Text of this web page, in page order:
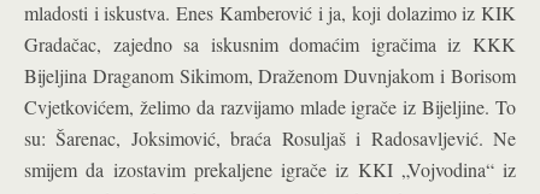
mladosti i iskustva. Enes Kamberović i ja, koji dolazimo iz KIK
Gradačac, zajedno sa iskusnim domaćim igračima iz KKK
Bijeljina Draganom Sikimom, Draženom Duvnjakom i Borisom
Cvjetkovićem, želimo da razvijamo mlade igrače iz Bijeljine. To
su: Šarenac, Joksimović, braća Rosuljaš i Radosavljević. Ne
smijem da izostavim prekaljene igrače iz KKI „Vojvodina“ iz